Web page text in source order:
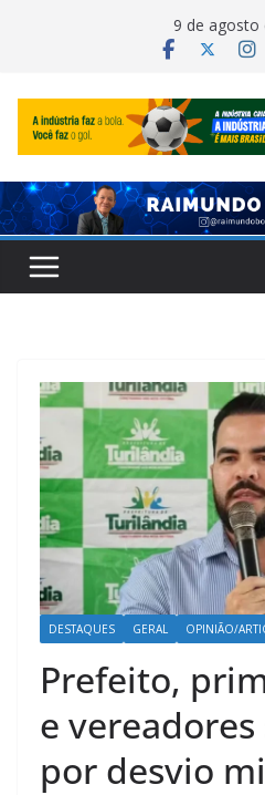
9 de agosto
DESTAQUES GERAL OPINIÃO/
Prefeito,
e
por desvio